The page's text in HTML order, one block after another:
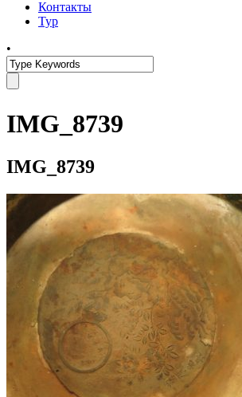
Контакты
Тур
•
IMG_8739
IMG_8739